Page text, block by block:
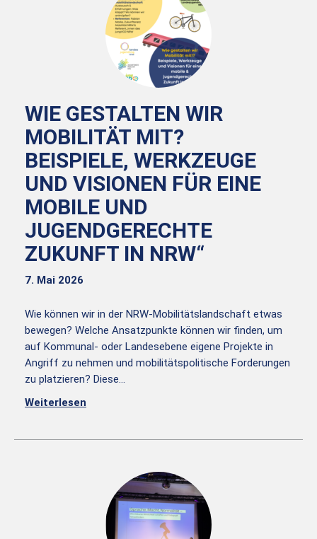
WIE GESTALTEN WIR
MOBILITÄT MIT?
BEISPIELE, WERKZEUGE
UND VISIONEN FÜR EINE
MOBILE UND
JUGENDGERECHTE
ZUKUNFT IN NRW“
7. Mai 2026
Wie können wir in der NRW-Mobilitätslandschaft etwas
bewegen? Welche Ansatzpunkte können wir finden, um
auf Kommunal- oder Landesebene eigene Projekte in
Angriff zu nehmen und mobilitätspolitische Forderungen
zu platzieren? Diese…
Weiterlesen